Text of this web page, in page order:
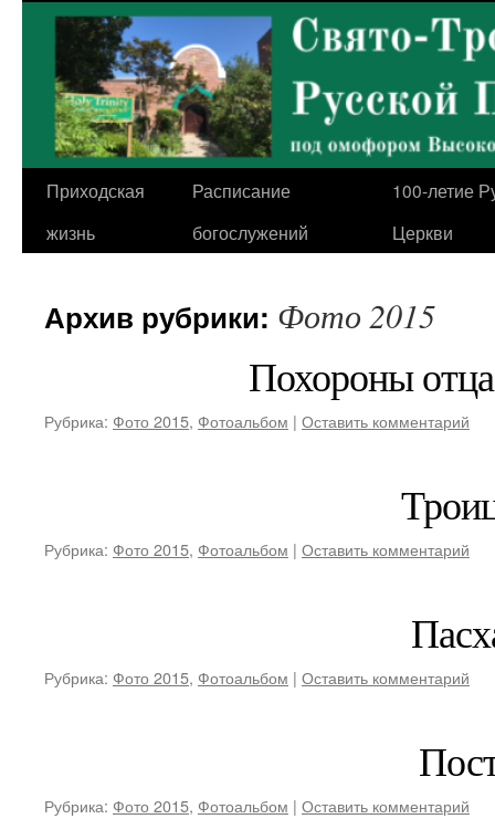
содержимому
Приходская
жизнь
Расписание
богослужений
100-летие
Церкви
Архив рубрики: Фото 2015
Похороны
Рубрика: Фото 2015, Фотоальбом | Оставить комментарий
Рубрика: Фото 2015, Фотоальбом | Оставить комментарий
Рубрика: Фото 2015, Фотоальбом | Оставить комментарий
Рубрика: Фото 2015, Фотоальбом | Оставить комментарий